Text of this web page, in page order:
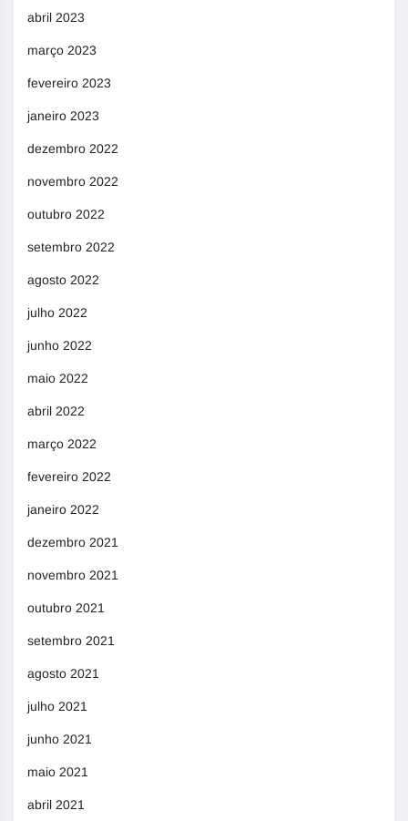
abril 2023
março 2023
fevereiro 2023
janeiro 2023
dezembro 2022
novembro 2022
outubro 2022
setembro 2022
agosto 2022
julho 2022
junho 2022
maio 2022
abril 2022
março 2022
fevereiro 2022
janeiro 2022
dezembro 2021
novembro 2021
outubro 2021
setembro 2021
agosto 2021
julho 2021
junho 2021
maio 2021
abril 2021